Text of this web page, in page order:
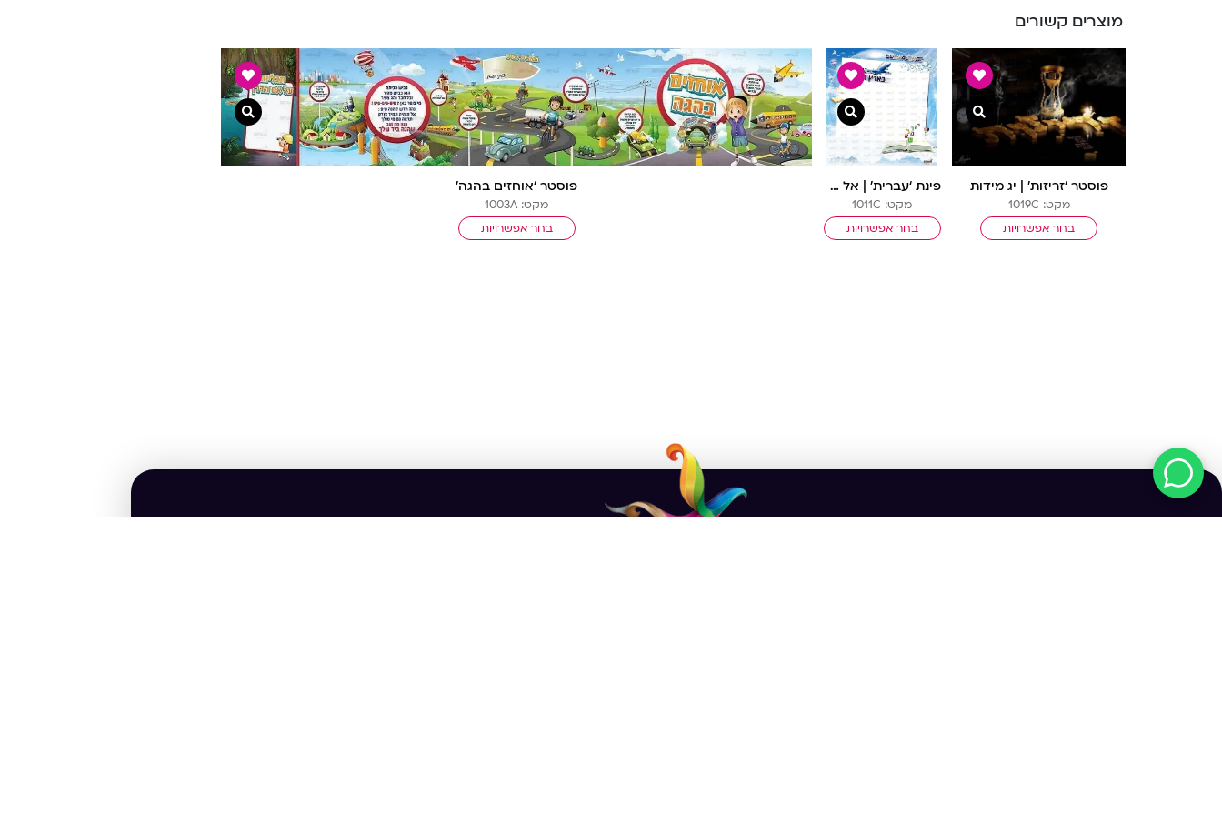
מוצרים קשורים
פוסטר ‘זריזות’ | יג מידות
מקט: 1019C
בחר אפשרויות
צפייה מהירה
פינת ‘עברית’ | אל עול מצוות
מקט: 1011C
בחר אפשרויות
צפייה מהירה
פוסטר ‘אוחזים בהגה’
מקט: 1003A
בחר אפשרויות
צפייה מהירה